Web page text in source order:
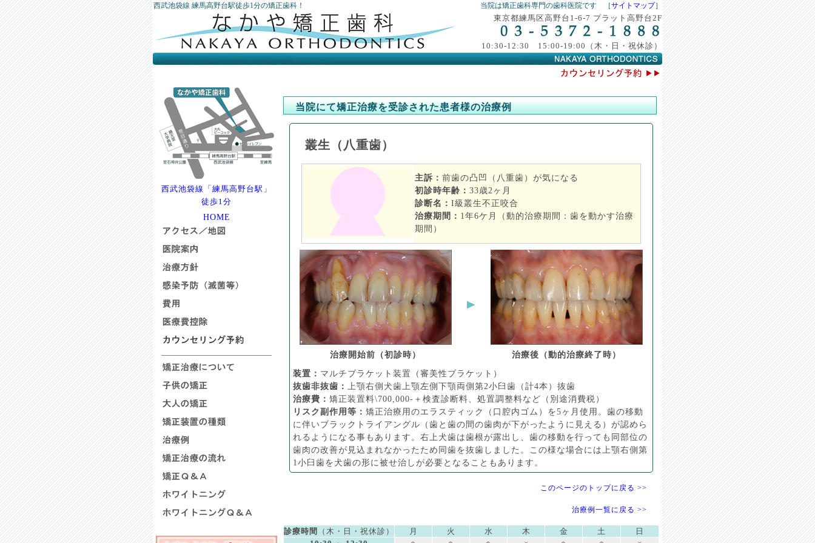
西武池袋線 練馬高野台駅徒歩1分の矯正歯科！ 当院は矯正歯科専門の歯科医院です ［サイトマップ］
東京都練馬区高野台1-6-7 プラット高野台2F
10:30-12:30 15:00-19:00（木・日・祝休診）
西武池袋線「練馬高野台駅」
徒歩1分
HOME
当院にて矯正治療を受診された患者様の治療例
叢生（八重歯）
主訴： 前歯の凸凹（八重歯）が気になる
初診時年齢： 33歳2ヶ月
診断名： I級叢生不正咬合
治療期間： 1年6ケ月（動的治療期間：歯を動かす治療
期間）
治療開始前（初診時） 治療後（動的治療終了時）
装置： マルチブラケット装置（審美性ブラケット）
抜歯非抜歯：
上顎右側犬歯上顎左側下顎両側第2小臼歯（計4本）抜歯
治療費： 矯正装置料\700,000-＋検査診断料、処置調整料など（別途消費税）
リスク副作用等： 矯正治療用のエラスティック（口腔内ゴム）を5ヶ月使用。歯の移動
に伴いブラックトライアングル（歯と歯の間の歯肉が下がったように見える）が認めら
れるようになる事もあります。右上犬歯は歯根が露出し、歯の移動を行っても同部位の
歯肉の改善が見込まれなかったため同歯を抜歯しました。この様な場合には上顎右側第
1小臼歯を犬歯の形に被せ治しが必要となることもあります。
このページのトップに戻る >>
治療例一覧に戻る >>
診療時間 （木・日・祝休診） 月 火 水 木 金 土
日